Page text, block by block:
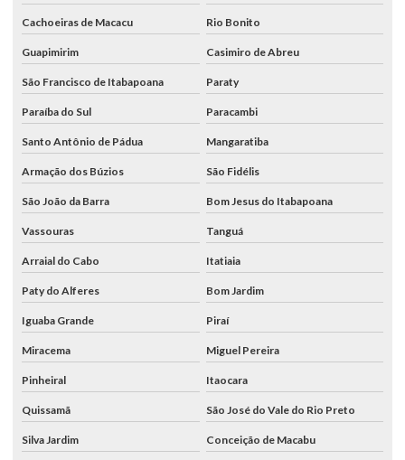
Cachoeiras de Macacu Rio Bonito
Guapimirim Casimiro de Abreu
São Francisco de Itabapoana Paraty
Paraíba do Sul Paracambi
Santo Antônio de Pádua Mangaratiba
Armação dos Búzios São Fidélis
São João da Barra Bom Jesus do Itabapoana
Vassouras Tanguá
Arraial do Cabo Itatiaia
Paty do Alferes Bom Jardim
Iguaba Grande Piraí
Miracema Miguel Pereira
Pinheiral Itaocara
Quissamã São José do Vale do Rio Preto
Silva Jardim Conceição de Macabu